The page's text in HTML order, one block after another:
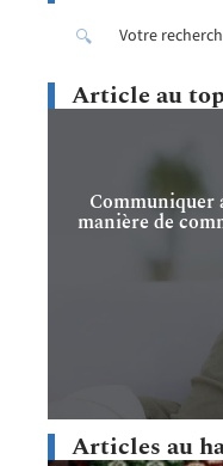
Article au top
Communiquer
manière de
Articles au